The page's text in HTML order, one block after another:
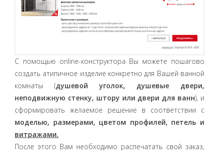
С помощью online-конструктора Вы можете пошагово
создать атипичное изделие конкретно для Вашей ванной
комнаты (душевой уголок, душевые двери,
неподвижную стенку, штору или двери для ванн), и
сформировать желаемое решение в соответствии с
моделью, размерами, цветом профилей, петель и
витражами.
После этого Вам необходимо распечатать свой заказ,